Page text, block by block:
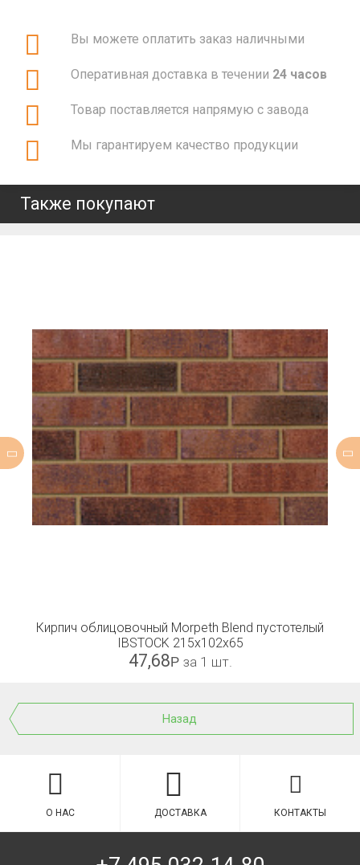
Вы можете оплатить заказ наличными
Оперативная доставка в течении 24 часов
Товар поставляется напрямую с завода
Мы гарантируем качество продукции
Также покупают
Кирпич облицовочный Morpeth Blend пустотелый
IBSTOCK 215x102x65
47,68Р за 1 шт.
Назад
О НАС ДОСТАВКА КОНТАКТЫ